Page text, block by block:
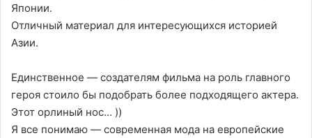
Японии.
Отличный материал для интересующихся историей
Азии.
Единственное — создателям фильма на роль главного
героя стоило бы подобрать более подходящего актера.
Этот орлиный нос… ))
Я все понимаю — современная мода на европейские